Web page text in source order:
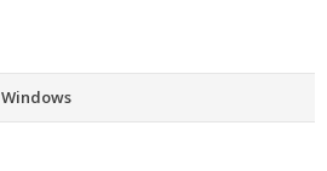
Windows